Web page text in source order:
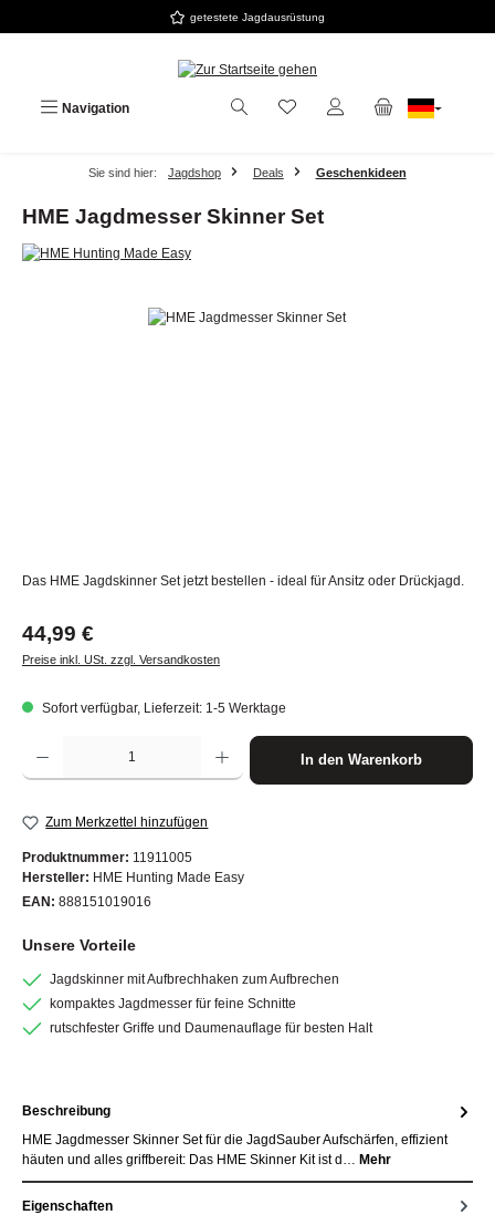
getestete Jagdausrüstung
Navigation
Sie sind hier: Jagdshop Deals Geschenkideen
HME Jagdmesser Skinner Set
Bildergalerie überspringen
Das HME Jagdskinner Set jetzt bestellen - ideal für Ansitz oder Drückjagd.
Regulärer Preis:
44,99 €
Preise inkl. USt. zzgl. Versandkosten
Sofort verfügbar, Lieferzeit: 1-5 Werktage
Produkt Anzahl: Gib den gewünschten Wert ein oder benutze die Schaltflächen um die
In den Warenkorb
Zum Merkzettel hinzufügen
Produktnummer: 11911005
Hersteller: HME Hunting Made Easy
EAN: 888151019016
Unsere Vorteile
Jagdskinner mit Aufbrechhaken zum Aufbrechen
kompaktes Jagdmesser für feine Schnitte
rutschfester Griffe und Daumenauflage für besten Halt
Beschreibung
HME Jagdmesser Skinner Set für die JagdSauber Aufschärfen, effizient
häuten und alles griffbereit: Das HME Skinner Kit ist d… Mehr
Eigenschaften